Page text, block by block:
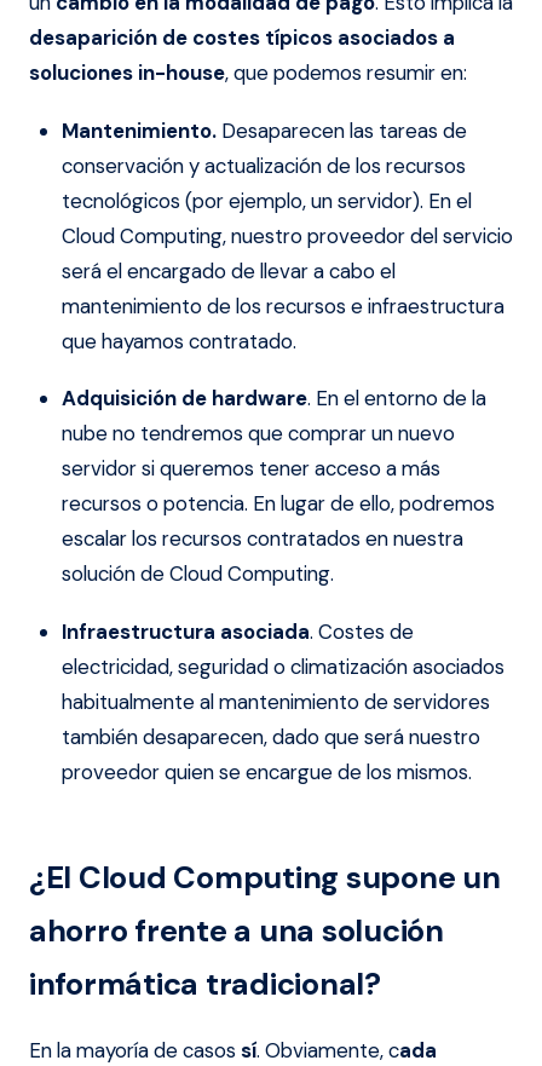
desaparición de costes típicos asociados a
soluciones in-house, que podemos resumir en:
Mantenimiento.Desaparecen las tareas de
conservación y actualización de los recursos
tecnológicos (por ejemplo, un servidor). En el
Cloud Computing, nuestro proveedor del servicio
será el encargado de llevar a cabo el
mantenimiento de los recursos e infraestructura
que hayamos contratado.
Adquisición de hardware. En el entorno de la
nube no tendremos que comprar un nuevo
servidor si queremos tener acceso a más
recursos o potencia. En lugar de ello, podremos
escalar los recursos contratados en nuestra
solución de Cloud Computing.
Infraestructura asociada. Costes de
electricidad, seguridad o climatización asociados
habitualmente al mantenimiento de servidores
también desaparecen, dado que será nuestro
proveedor quien se encargue de los mismos.
¿El Cloud Computing supone un
ahorro frente a una solución
informática tradicional?
En la mayoría de casos sí. Obviamente, cada